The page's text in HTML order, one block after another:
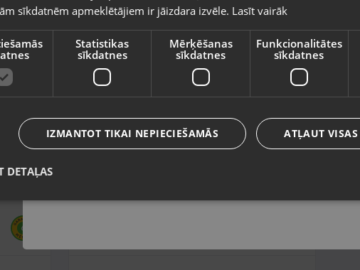
Microsoft Xbox One S 500 GB
Stāvoklis Ilgstoši lietots (Garantija 14 dienas)
90.00
No 4.09€/mēn.
Valsts
Valoda
Latviešu / Latvian
sīkdatnēm apmeklētājiem ir jāizdara izvēle. Lasīt vairāk
Statistikas
sīkdatnes
Mērķēšanas
sīkdatnes
Funkcionalitātes
sīkdatnes
ATĻAUT
IZMANTOT TIKAI NEPIECIEŠAMĀS
DETAĻAS